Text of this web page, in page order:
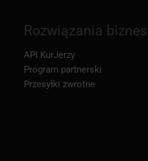
Rozwiązania
API KurJerzy
Program partnerski
Przesyłki zwrotne